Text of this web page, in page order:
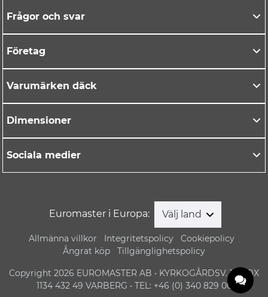
Frågor och svar
Företag
Varumärken däck
Dimensioner
Sociala medier
Euromaster i Europa: Välj land
Allmänna villkor Integritetspolicy
Cookiepolicy
Ångrat köp
Tillgänglighetspolicy
Copyright 2026 EUROMASTER AB • KYRKOGÅRDSV. 1 • BOX
1134 432 49 VARBERG • TEL: +46 (0) 340 829 00